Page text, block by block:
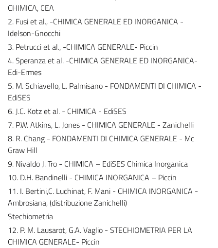
CHIMICA, CEA
2. Fusi et al., -CHIMICA GENERALE ED INORGANICA -
Idelson-Gnocchi
3. Petrucci et al., -CHIMICA GENERALE- Piccin
4. Speranza et al. -CHIMICA GENERALE ED INORGANICA-
Edi-Ermes
5. M. Schiavello, L. Palmisano - FONDAMENTI DI CHIMICA -
EdiSES
6. J.C. Kotz et al. - CHIMICA - EdiSES
7. P.W. Atkins, L. Jones - CHIMICA GENERALE - Zanichelli
8. R. Chang - FONDAMENTI DI CHIMICA GENERALE - Mc
Graw Hill
9. Nivaldo J. Tro - CHIMICA – EdiSES Chimica Inorganica
10. D.H. Bandinelli - CHIMICA INORGANICA – Piccin
11. I. Bertini,C. Luchinat, F. Mani - CHIMICA INORGANICA -
Ambrosiana, (distribuzione Zanichelli)
Stechiometria
12. P. M. Lausarot, G.A. Vaglio - STECHIOMETRIA PER LA
CHIMICA GENERALE- Piccin